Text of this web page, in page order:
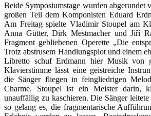
Beide Symposiumstage wurden abgerundet
großen Teil dem Komponisten Eduard
Am Freitag spielte Vladimir Stoupel am
Anna Gütter, Dirk Mestmacher und Jiří
Fragment gebliebenen Operette „Die
Trotz abstrusem Handlungsplot und einem
Libretto schuf Erdmann hier Musik von
Klavierstimme lässt eine geistreiche
die Sänger fliegen in feingliedrigen
Charme. Stoupel ist ein Meister darin,
unauffällig zu kaschieren. Die Sänger
so gelang es, die fragmentarische